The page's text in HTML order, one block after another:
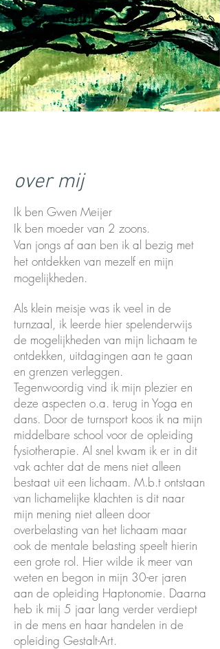
over mij
Ik ben Gwen Meijer
Ik ben moeder van 2 zoons.
Van jongs af aan ben ik al bezig met
het ontdekken van mezelf en mijn
mogelijkheden.
Als klein meisje was ik veel in de
turnzaal, ik leerde hier spelenderwijs
de mogelijkheden van mijn lichaam te
ontdekken, uitdagingen aan te gaan
en grenzen verleggen.
Tegenwoordig vind ik mijn plezier en
deze aspecten o.a. terug in Yoga en
dans. Door de turnsport koos ik na mijn
middelbare school voor de opleiding
fysiotherapie. Al snel kwam ik er in dit
vak achter dat de mens niet alleen
bestaat uit een lichaam. M.b.t ontstaan
van lichamelijke klachten is dit naar
mijn mening niet alleen door
overbelasting van het lichaam maar
ook de mentale belasting speelt hierin
een grote rol. Hier wilde ik meer van
weten en begon in mijn 30-er jaren
aan de opleiding Haptonomie. Daarna
heb ik mij 5 jaar lang verder verdiept
in de mens en haar handelen in de
opleiding Gestalt-Art. ​